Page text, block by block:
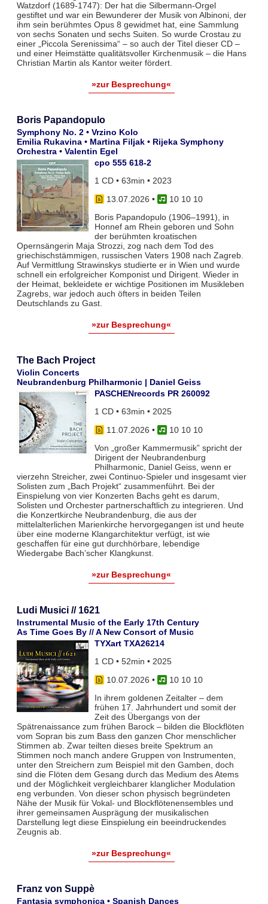
Watzdorf (1689-1747): Der hat die Silbermann-Orgel
gestiftet und war ein Bewunderer der Musik von Albinoni, der
ihm sein berühmtes Opus 8 gewidmet hat, eine Sammlung
von sechs Sonaten und sechs Suiten. So wurde Crostau zu
einer „Piccola Serenissima“ – so auch der Titel dieser CD –
und einer Heimstätte qualitätsvoller Kirchenmusik – die Hans
Christian Martin als Kantor weiter fördert.
»zur Besprechung«
Boris Papandopulo
Symphony No. 2 • Vrzino Kolo
Emilia Rukavina • Martina Filjak • Rijeka Symphony
Orchestra • Valentin Egel
cpo 555 618-2
1 CD • 63min • 2023
13.07.2026 •
10 10 10
Boris Papandopulo (1906–1991), in
Honnef am Rhein geboren und Sohn
der berühmten kroatischen
Opernsängerin Maja Strozzi, zog nach dem Tod des
griechischstämmigen, russischen Vaters 1908 nach Zagreb.
Auf Vermittlung Strawinskys studierte er in Wien und wurde
schnell ein erfolgreicher Komponist und Dirigent. Wieder in
der Heimat, bekleidete er wichtige Positionen im Musikleben
Zagrebs, war jedoch auch öfters in beiden Teilen
Deutschlands zu Gast.
»zur Besprechung«
The Bach Project
Violin Concerts
Neubrandenburg Philharmonic | Daniel Geiss
PASCHENrecords PR 260092
1 CD • 63min • 2025
11.07.2026 •
10 10 10
Von „großer Kammermusik” spricht der
Dirigent der Neubrandenburg
Philharmonic, Daniel Geiss, wenn er
vierzehn Streicher, zwei Continuo-Spieler und insgesamt vier
Solisten zum „Bach Projekt“ zusammenführt. Bei der
Einspielung von vier Konzerten Bachs geht es darum,
Solisten und Orchester partnerschaftlich zu integrieren. Und
die Konzertkirche Neubrandenburg, die aus der
mittelalterlichen Marienkirche hervorgegangen ist und heute
über eine moderne Klangarchitektur verfügt, ist wie
geschaffen für eine gut durchhörbare, lebendige
Wiedergabe Bach’scher Klangkunst.
»zur Besprechung«
Ludi Musici // 1621
Instrumental Music of the Early 17th Century
As Time Goes By // A New Consort of Music
TYXart TXA26214
1 CD • 52min • 2025
10.07.2026 •
10 10 10
In ihrem goldenen Zeitalter – dem
frühen 17. Jahrhundert und somit der
Zeit des Übergangs von der
Spätrenaissance zum frühen Barock – bilden die Blockflöten
vom Sopran bis zum Bass den ganzen Chor menschlicher
Stimmen ab. Zwar teil­ten dieses breite Spektrum an
Stimmen noch manch andere Gruppen von Instrumenten,
unter den Streichern zum Bei­spiel mit den Gamben, doch
sind die Flöten dem Gesang durch das Medium des Atems
und der Möglichkeit vergleich­barer klanglicher Modulation
eng verbunden. Von dieser schon physisch begründeten
Nähe der Musik für Vokal- und Blockflö­tenensembles und
ihrer gemeinsamen Ausprägung der musikalischen
Darstellung legt diese Einspielung ein beeindruckendes
Zeugnis ab.
»zur Besprechung«
Franz von Suppè
Fantasia symphonica • Spanish Dances